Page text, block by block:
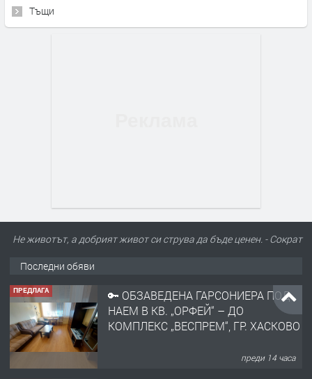
Тъщи
Не животът, а добрият живот си струва да бъде ценен. - Сократ
Последни обяви
ПРЕДЛАГА
🔑 ОБЗАВЕДЕНА ГАРСОНИЕРА ПОД
НАЕМ В КВ. „ОРФЕЙ“ – ДО
КОМПЛЕКС „ВЕСПРЕМ“, ГР. ХАСКОВО
преди 14 часа